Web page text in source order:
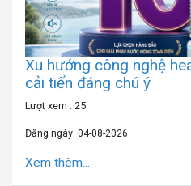
Xu hướng công nghệ
cải tiến đáng chú ý
Lượt xem : 25
Đăng ngày: 04-08-2026
Xem thêm...